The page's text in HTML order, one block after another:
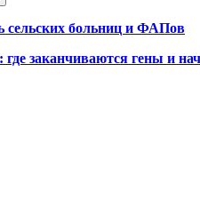
сельских больниц и ФАПов
где заканчиваются гены и